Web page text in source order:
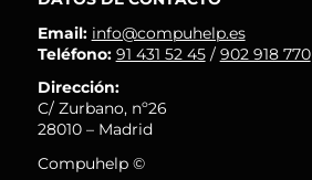
Email: info@compuhelp.es
Teléfono: 91 431 52 45/ 902 918 770
Dirección:
C/ Zurbano, nº26
28010 – Madrid
Compuhelp ©